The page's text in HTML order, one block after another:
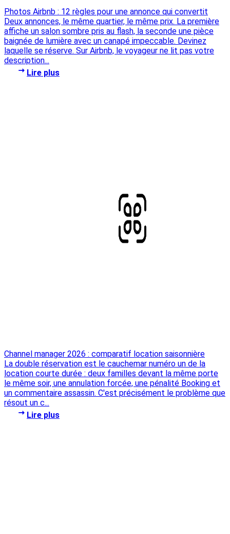
Photos Airbnb : 12 règles pour une annonce qui convertit
Deux annonces, le même quartier, le même prix. La première
affiche un salon sombre pris au flash, la seconde une pièce
baignée de lumière avec un canapé impeccable. Devinez
laquelle se réserve. Sur Airbnb, le voyageur ne lit pas votre
description...
Lire plus
Channel manager 2026 : comparatif location saisonnière
La double réservation est le cauchemar numéro un de la
location courte durée : deux familles devant la même porte
le même soir, une annulation forcée, une pénalité Booking et
un commentaire assassin. C'est précisément le problème que
résout un c...
Lire plus